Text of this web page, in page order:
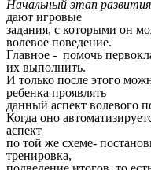
Начальный этап
дают игровые
задания, с которыми он
волевое поведение.
Главное - помочь
их выполнить.
И только после этого
ребенка проявлять
данный аспект волевого
Когда оно
аспект
по той же схеме-
тренировка,